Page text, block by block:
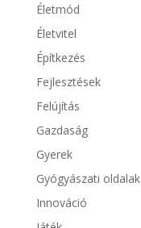
Életmód
Életvitel
Építkezés
Fejlesztések
Felújítás
Gazdaság
Gyerek
Gyógyászati oldalak
Innováció